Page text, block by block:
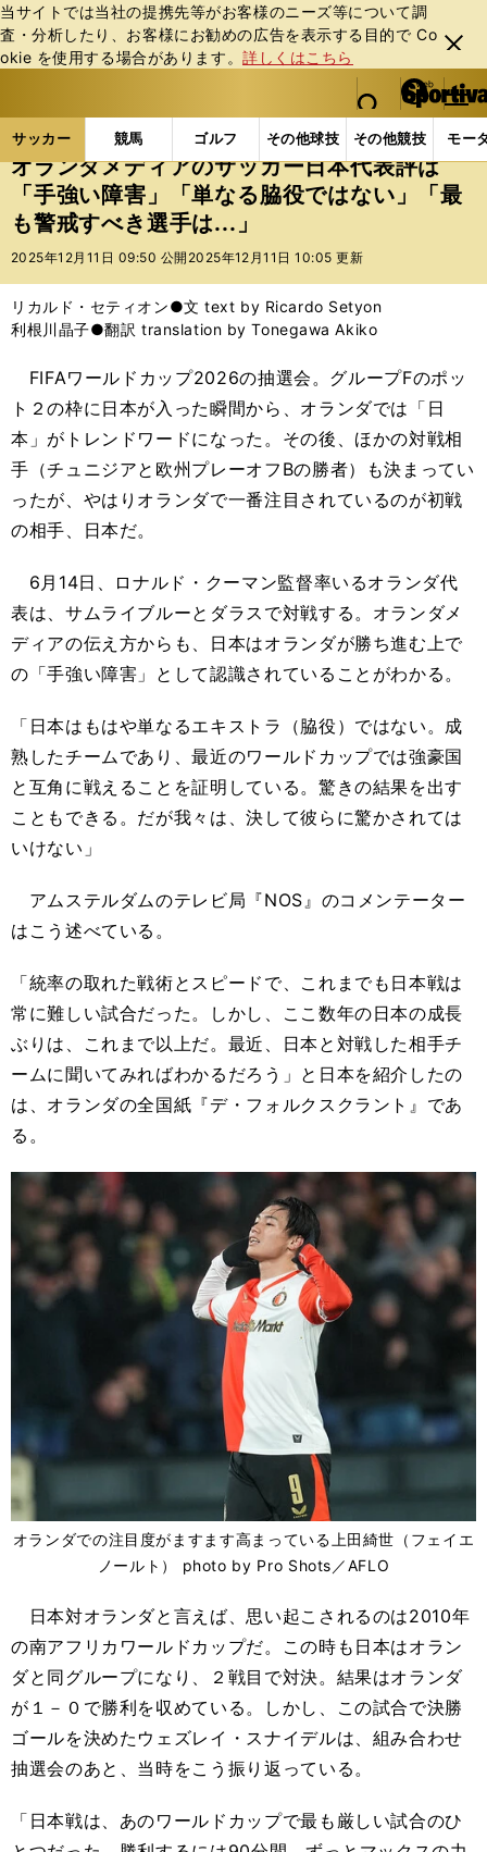
当サイトでは当社の提携先等がお客様のニーズ等について調
査・分析したり、お客様にお勧めの広告を表⽰する⽬的で Co
okie を使⽤する場合があります。詳しくはこちら
閉じ
る
web Sportiva (webスポルティーバ)
検索
マイペ
ー
ジ
メニュ
サッカー 競馬 ゴルフ その他球技 その他競技 モー
ス
ポ
ル
テ
ー
バ
サッカーの記事一覧 サッカー代表 日本代表 オ
オランダメディアのサッカー日本代表評は
「手強い障害」「単なる脇役ではない」「最
も警戒すべき選手は...」
2025年12月11日 09:50 公開 2025年12月11日 10:05 更新
リカルド・セティオン●文 text by Ricardo Setyon
利根川晶子●翻訳 translation by Tonegawa Akiko
FIFAワールドカップ2026の抽選会。グループFのポッ
ト２の枠に日本が入った瞬間から、オランダでは「日
本」がトレンドワードになった。その後、ほかの対戦相
手（チュニジアと欧州プレーオフBの勝者）も決まってい
ったが、やはりオランダで一番注目されているのが初戦
の相手、日本だ。
6月14日、ロナルド・クーマン監督率いるオランダ代
表は、サムライブルーとダラスで対戦する。オランダメ
ディアの伝え方からも、日本はオランダが勝ち進む上で
の「手強い障害」として認識されていることがわかる。
「日本はもはや単なるエキストラ（脇役）ではない。成
熟したチームであり、最近のワールドカップでは強豪国
と互角に戦えることを証明している。驚きの結果を出す
こともできる。だが我々は、決して彼らに驚かされては
いけない」
アムステルダムのテレビ局『NOS』のコメンテーター
はこう述べている。
「統率の取れた戦術とスピードで、これまでも日本戦は
常に難しい試合だった。しかし、ここ数年の日本の成長
ぶりは、これまで以上だ。最近、日本と対戦した相手チ
ームに聞いてみればわかるだろう」と日本を紹介したの
は、オランダの全国紙『デ・フォルクスクラント』であ
る。
オランダでの注目度がますます高まっている上田綺世（フェイエ
ノールト） photo by Pro Shots／AFLO
日本対オランダと言えば、思い起こされるのは2010年
の南アフリカワールドカップだ。この時も日本はオラン
ダと同グループになり、２戦目で対決。結果はオランダ
が１－０で勝利を収めている。しかし、この試合で決勝
ゴールを決めたウェズレイ・スナイデルは、組み合わせ
抽選会のあと、当時をこう振り返っている。
「日本戦は、あのワールドカップで最も厳しい試合のひ